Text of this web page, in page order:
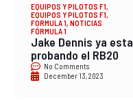
EQUIPOS Y PILOTOS F1,
EQUIPOS Y PILOTOS F1,
FORMULA 1, NOTICIAS
FÓRMULA 1
Jake Dennis ya esta
probando el RB20
No Comments
December 13, 2023